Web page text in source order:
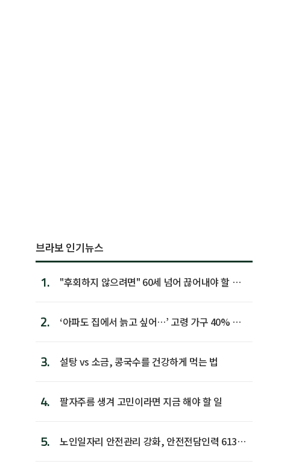
브라보 인기뉴스
1.
"후회하지 않으려면" 60세 넘어 끊어내야 할 사
2.
‘아파도 집에서 늙고 싶어…’ 고령 가구 40% 노
3. 설탕 vs 소금, 콩국수를 건강하게 먹는 법
4. 팔자주름 생겨 고민이라면 지금 해야 할 일
5.
노인일자리 안전관리 강화, 안전전담인력 613명